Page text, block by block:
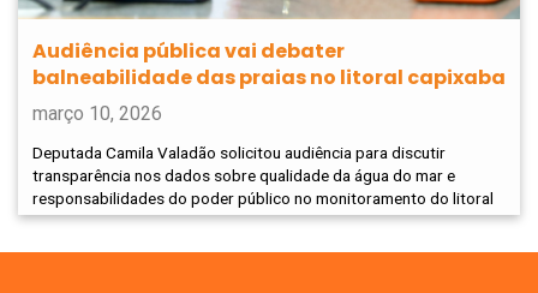
Audiência pública vai debater
balneabilidade das praias no litoral capixaba
março 10, 2026
Deputada Camila Valadão solicitou audiência para discutir
transparência nos dados sobre qualidade da água do mar e
responsabilidades do poder público no monitoramento do litoral